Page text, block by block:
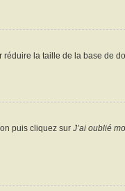
réduire la taille de la base de
puis cliquez sur J’ai oublié